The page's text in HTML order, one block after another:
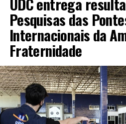
Pesquisas das
Internacionais da
Fraternidade